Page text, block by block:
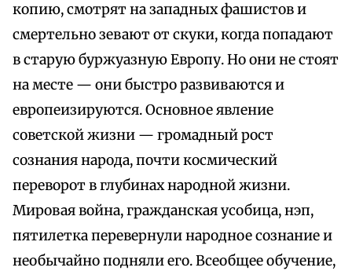
копию, смотрят на западных фашистов и
смертельно зевают от скуки, когда попадают
в старую буржуазную Европу. Но они не стоят
на месте — они быстро развиваются и
европеизируются. Основное явление
советской жизни — громадный рост
сознания народа, почти космический
переворот в глубинах народной жизни.
Мировая война, гражданская усобица, нэп,
пятилетка перевернули народное сознание и
необычайно подняли его. Всеобщее обучение,